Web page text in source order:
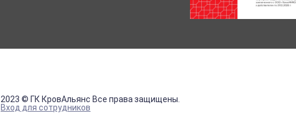
2023 © ГК КровАльянс Все права защищены.
Вход для сотрудников